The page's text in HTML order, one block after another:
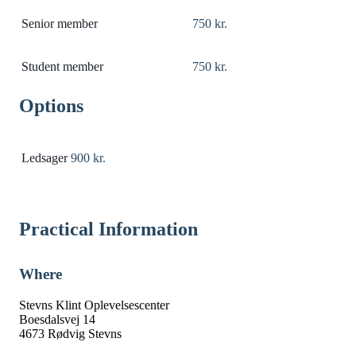
Senior member 750 kr.
Student member 750 kr.
Options
Ledsager 900 kr.
Practical Information
Where
Stevns Klint Oplevelsescenter
Boesdalsvej 14
4673 Rødvig Stevns